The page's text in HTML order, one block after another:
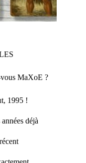
MaXoE ?
1995 !
déjà